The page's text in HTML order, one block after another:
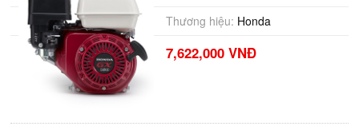
Thương hiệu: Honda
7,622,000 VNĐ